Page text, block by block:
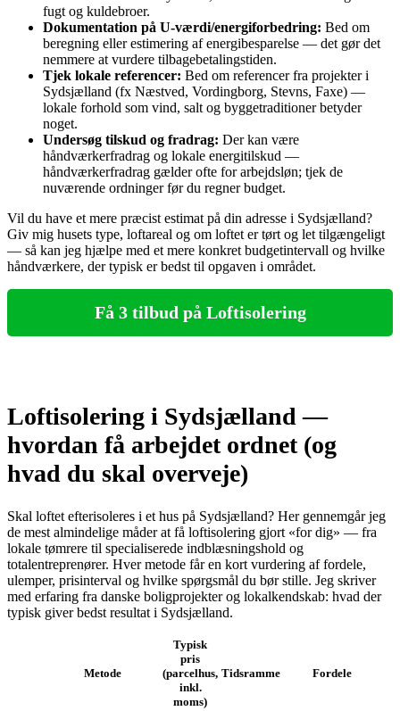
fugt og kuldebroer.
Dokumentation på U‑værdi/energiforbedring: Bed om
beregning eller estimering af energibesparelse — det gør det
nemmere at vurdere tilbagebetalingstiden.
Tjek lokale referencer: Bed om referencer fra projekter i
Sydsjælland (fx Næstved, Vordingborg, Stevns, Faxe) —
lokale forhold som vind, salt og byggetraditioner betyder
noget.
Undersøg tilskud og fradrag: Der kan være
håndværkerfradrag og lokale energitilskud —
håndværkerfradrag gælder ofte for arbejdsløn; tjek de
nuværende ordninger før du regner budget.
Vil du have et mere præcist estimat på din adresse i Sydsjælland?
Giv mig husets type, loftareal og om loftet er tørt og let tilgængeligt
— så kan jeg hjælpe med et mere konkret budgetintervall og hvilke
håndværkere, der typisk er bedst til opgaven i området.
Få 3 tilbud på Loftisolering
Loftisolering i Sydsjælland —
hvordan få arbejdet ordnet (og
hvad du skal overveje)
Skal loftet efterisoleres i et hus på Sydsjælland? Her gennemgår jeg
de mest almindelige måder at få loftisolering gjort «for dig» — fra
lokale tømrere til specialiserede indblæsningshold og
totalentreprenører. Hver metode får en kort vurdering af fordele,
ulemper, prisinterval og hvilke spørgsmål du bør stille. Jeg skriver
med erfaring fra danske boligprojekter og lokalkendskab: hvad der
typisk giver bedst resultat i Sydsjælland.
Metode
Typisk
pris
(parcelhus,
inkl.
moms)
Tidsramme Fordele